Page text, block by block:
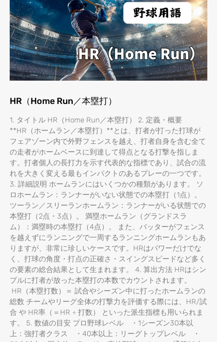
HR（Home Run／本塁打）
1. タイトル HR（Home Run／本塁打） 2. 定義・概要
**HR（ホームラン／本塁打）**とは、打者が打った打球が
フェアゾーン内で外野フェンスを越え、打者自身を含む全て
の走者がホームベースに到達して得点となる打撃を指しま
す。打者個人の長打力を示す代表的な指標であり、試合の流
れを大きく変える最もインパクトのあるプレーの一つです。
3. 詳細説明 ホームランにはいくつかの種類があります。 ソ
ロホームラン：ランナーがいない状態での本塁打（1点）。
ツーラン／スリーランホームラン：ランナーがいる状態での
本塁打（2点・3点）。 満塁ホームラン（グランドスラ
ム）：満塁時の本塁打（4点）。 また、バッターがフェンス
を越えずにランニングで一周するランニングホームランもあ
りますが、非常に珍しいケースです。HRはパワーだけでな
く、打球の角度・打点の正確さ・スイングスピードなど多く
の要素の総合結果として生まれます。 4. 算出方法 HRはシン
プルに打者が放った本塁打の本数でカウントされます。
HR（本塁打数）＝ 試合やシーズン中に打ったホームランの
総数 チームやリーグ全体の打撃力を評価する際には、HR/試
合 や HR率（＝HR ÷ 打数） といった派生指標も用いられま
す。 5. 数値の目安 プロ野球レベル ・1シーズン30本以
上：強打者クラス ・40本以上：リーグトップレベル ・